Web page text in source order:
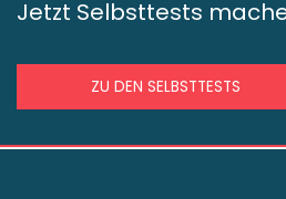
Jetzt Selbsttests
ZU DEN SELBSTTESTS